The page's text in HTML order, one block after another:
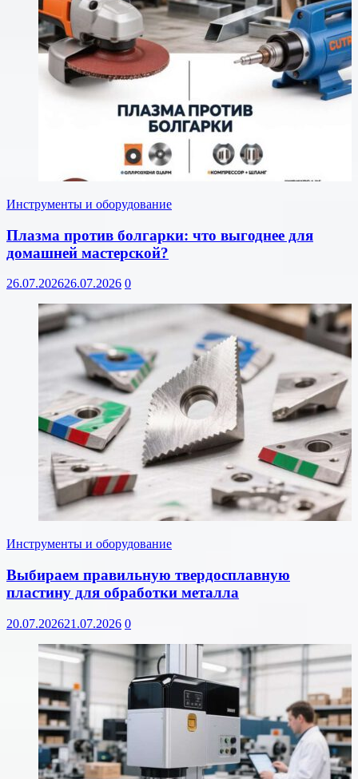
Инструменты и оборудование
Плазма против болгарки: что выгоднее для
домашней мастерской?
26.07.202626.07.2026 0
Инструменты и оборудование
Выбираем правильную твердосплавную
пластину для обработки металла
20.07.202621.07.2026 0